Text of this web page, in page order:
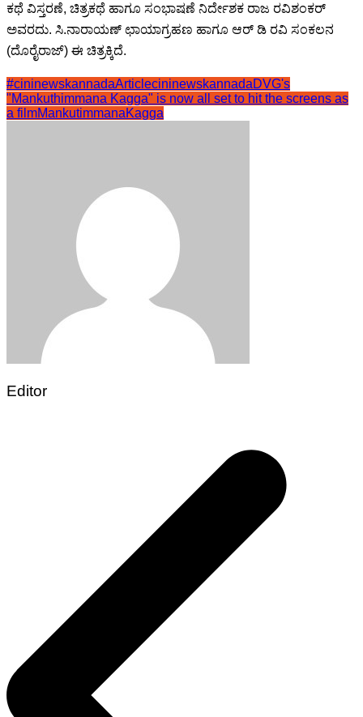
ಕಥೆ ವಿಸ್ತರಣೆ, ‌ಚಿತ್ರಕಥೆ ಹಾಗೂ ಸಂಭಾಷಣೆ ನಿರ್ದೇಶಕ ರಾಜ ರವಿಶಂಕರ್
ಅವರದು. ಸಿ.ನಾರಾಯಣ್ ಛಾಯಾಗ್ರಹಣ ಹಾಗೂ ಆರ್ ಡಿ ರವಿ ಸಂಕಲನ
(ದೊರೈರಾಜ್) ಈ ಚಿತ್ರಕ್ಕಿದೆ‌.
#cininewskannadaArticlecininewskannadaDVG's
"Mankuthimmana Kagga" is now all set to hit the screens as
a filmMankutimmanaKagga
Editor